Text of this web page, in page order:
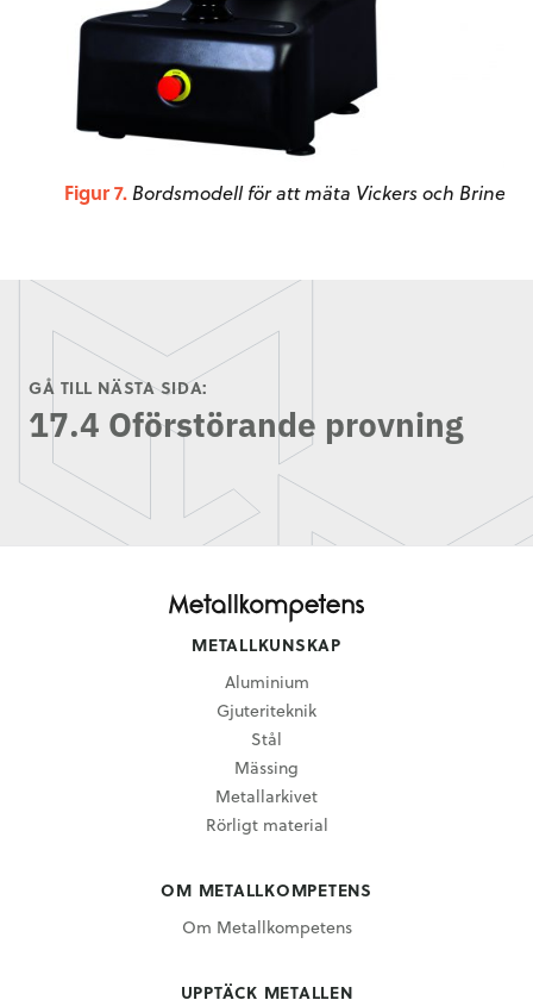
Figur 7.Bordsmodell för att mäta Vickers och Brinell.
GÅ TILL NÄSTA SIDA:
17.4 Oförstörande provning
METALLKUNSKAP
Aluminium
Gjuteriteknik
Stål
Mässing
Metallarkivet
Rörligt material
OM METALLKOMPETENS
Om Metallkompetens
UPPTÄCK METALLEN